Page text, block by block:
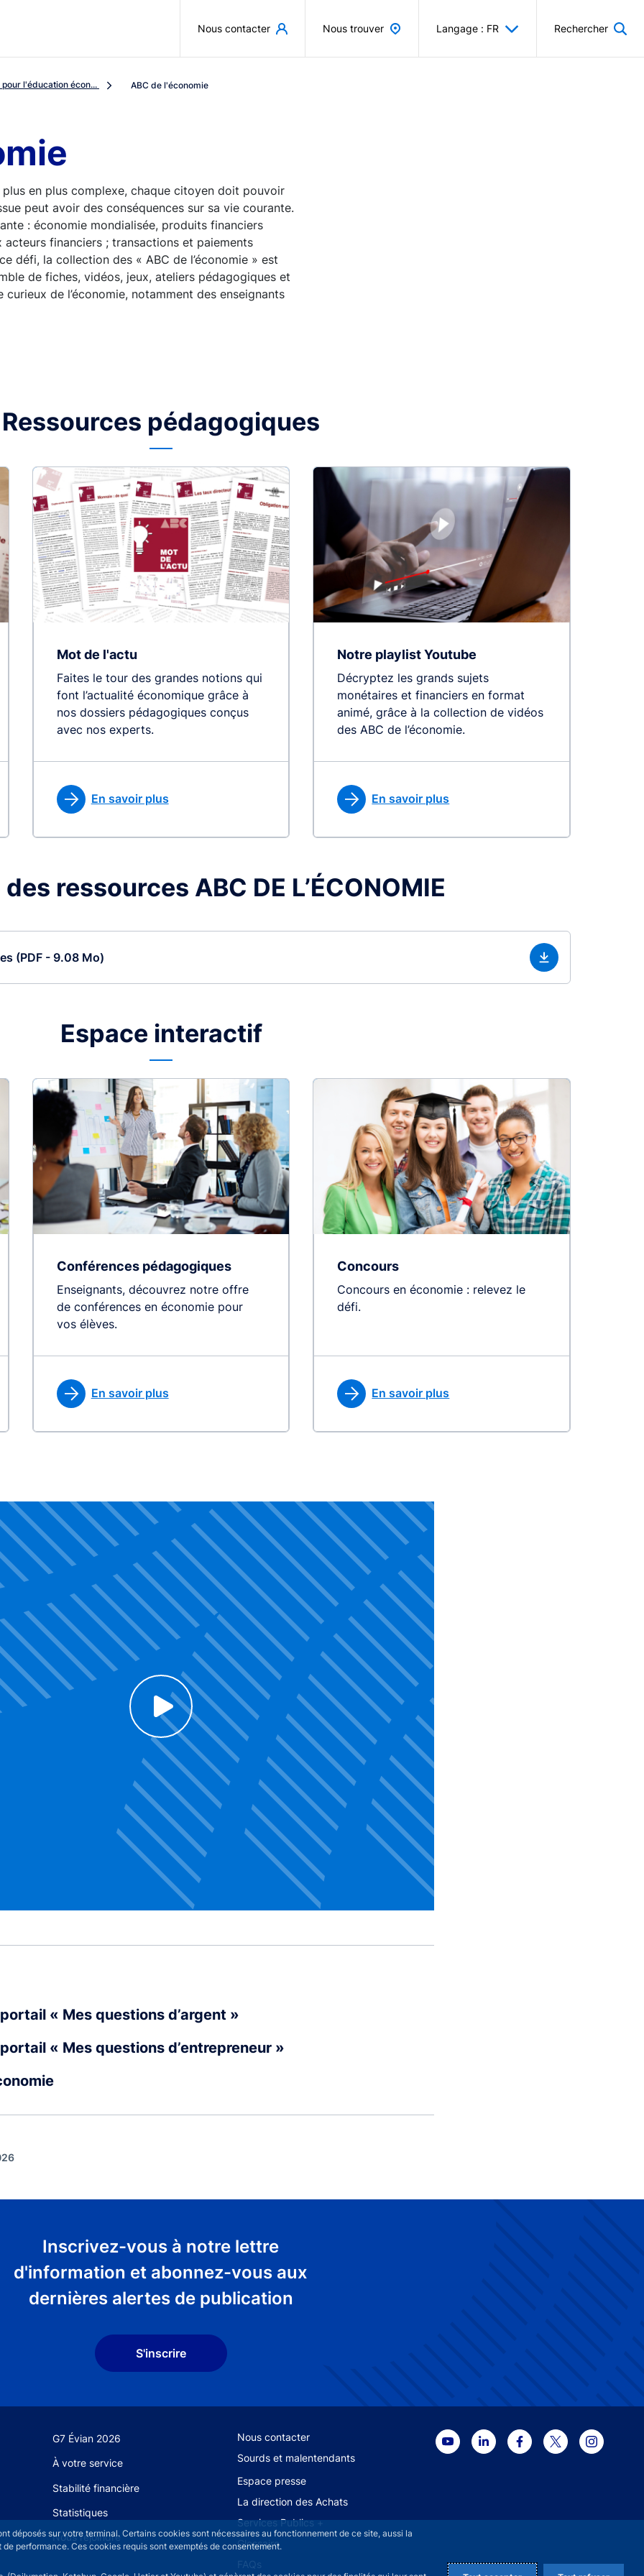
déposés sur votre terminal. Certains cookies sont nécessaires au fonctionnement de ce site, aussi la
performance. Ces cookies requis sont exemptés de consentement.
Nous contacter Nous trouver Langage : FR Rechercher
l'éducation écon... ABC de l'économie
en plus complexe, chaque citoyen doit pouvoir
peut avoir des conséquences sur sa vie courante.
: économie mondialisée, produits financiers
financiers ; transactions et paiements
défi, la collection des « ABC de l’économie » est
de fiches, vidéos, jeux, ateliers pédagogiques et
de l’économie, notamment des enseignants
Ressources pédagogiques
Mot de l'actu
Faites le tour des grandes notions qui
font l’actualité économique grâce à
nos dossiers pédagogiques conçus
avec nos experts.
En savoir plus
Notre playlist Youtube
Décryptez les grands sujets
monétaires et financiers en format
animé, grâce à la collection de vidéos
des ABC de l’économie.
En savoir plus
ressources ABC DE L’ÉCONOMIE
(PDF - 9.08 Mo)
Espace interactif
Conférences pédagogiques
Enseignants, découvrez notre offre
de conférences en économie pour
vos élèves.
En savoir plus
Concours
Concours en économie : relevez le
défi.
En savoir plus
Voir la vidéo
Click to enable Youtube cookies and see content
« Mes questions d’argent »
« Mes questions d’entrepreneur »
Inscrivez-vous à notre lettre
d'information et abonnez-vous aux
dernières alertes de publication
S'inscrire
G7 Évian 2026
À votre service
Stabilité financière
Statistiques
Nous rejoindre
Footer secondary menu
Nous contacter
Sourds et malentendants
Espace presse
La direction des Achats
Services Publics +
Glossaire
FAQs